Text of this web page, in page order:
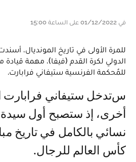
في 01/12/2022 على الساعة 15:00
للمرة الأولى في تاريخ المونديال،
الدولي لكرة القدم (فيفا)، مهمة قيادة
للمُحكمة الفرنسية ستيفاني فرابارت.
ستدخل ستيفاني فرابارت التاريخ مرة
أخرى، إذ ستصبح أول
نسائي بالكامل في تاريخ
كأس العالم للرجال.